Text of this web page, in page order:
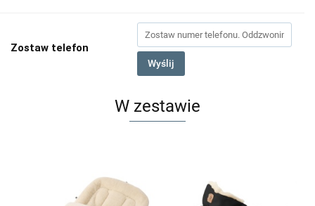
Zostaw telefon
Wyślij
W zestawie